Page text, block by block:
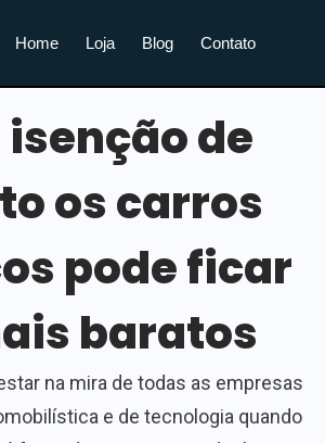
Home Loja Blog Contato
isenção de
os carros
pode ficar
baratos
na mira de todas as empresas
e de tecnologia quando